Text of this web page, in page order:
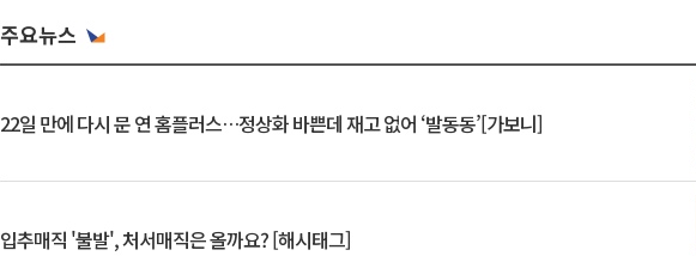
주요뉴스
22일 만에 다시 문 연 홈플러스…정상화 바쁜데 재고 없어 ‘발동동’[가보니]
입추매직 '불발', 처서매직은 올까요? [해시태그]